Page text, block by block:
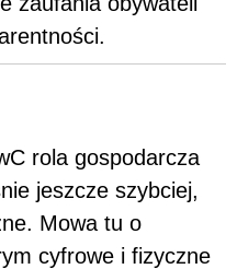
rola gospodarcza
jeszcze szybciej,
Mowa tu o
cyfrowe i fizyczne